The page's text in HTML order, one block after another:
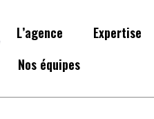
L’agence Expertise
Nos équipes